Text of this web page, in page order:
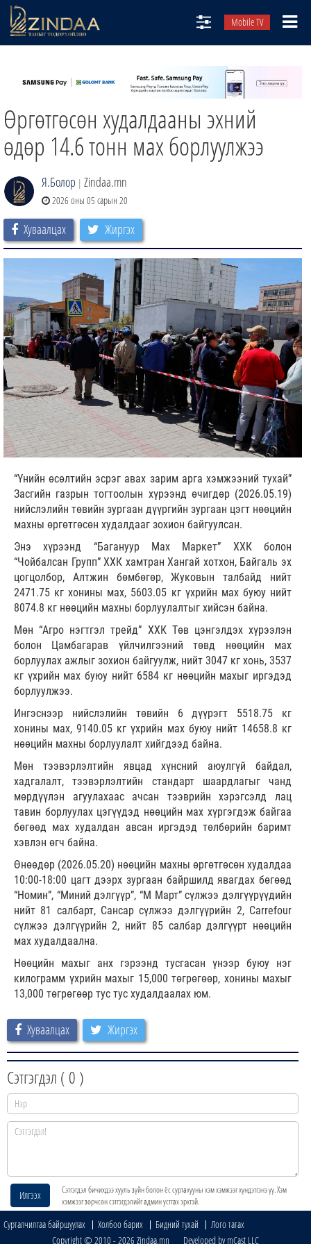
Mobile TV
ТВ8
ӨГЛӨӨНИЙ СОНИН
АУДИО ЗОХИОЛ
ЗИНДАА СЭТГҮҮЛ
Өргөтгөсөн худалдааны эхний
өдөр 14.6 тонн мах борлуулжээ
Я.Болор | Zindaa.mn
2026 оны 05 сарын 20
Хуваалцах Жиргэх
“Үнийн өсөлтийн эсрэг авах зарим арга хэмжээний тухай”
Засгийн газрын тогтоолын хүрээнд өчигдөр (2026.05.19)
нийслэлийн төвийн зургаан дүүргийн зургаан цэгт нөөцийн
махны өргөтгөсөн худалдааг зохион байгуулсан.
Энэ хүрээнд “Багануур Max Маркет” ХХК болон
“Чойбалсан Групп” ХХК хамтран Хангай хотхон, Байгаль эх
цогцолбор, Алтжин бөмбөгөр, Жуковын талбайд нийт
2471.75 кг хонины мах, 5603.05 кг үхрийн мах буюу нийт
8074.8 кг нөөцийн махны борлуулалтыг хийсэн байна.
Мөн “Агро нэгтгэл трейд” ХХК Төв цэнгэлдэх хүрээлэн
болон Цамбагарав үйлчилгээний төвд нөөцийн мах
борлуулах ажлыг зохион байгуулж, нийт 3047 кг хонь, 3537
кг үхрийн мах буюу нийт 6584 кг нөөцийн махыг иргэдэд
борлуулжээ.
Ингэснээр нийслэлийн төвийн 6 дүүрэгт 5518.75 кг
хонины мах, 9140.05 кг үхрийн мах буюу нийт 14658.8 кг
нөөцийн махны борлуулалт хийгдээд байна.
Мөн тээвэрлэлтийн явцад хүнсний аюулгүй байдал,
хадгалалт, тээвэрлэлтийн стандарт шаардлагыг чанд
мөрдүүлэн агуулахаас ачсан тээврийн хэрэгсэлд лац
тавин борлуулах цэгүүдэд нөөцийн мах хүргэгдэж байгаа
бөгөөд мах худалдан авсан иргэдэд төлбөрийн баримт
хэвлэн өгч байна.
Өнөөдөр (2026.05.20) нөөцийн махны өргөтгөсөн худалдаа
10:00-18:00 цагт дээрх зургаан байршилд явагдах бөгөөд
“Номин”, “Миний дэлгүүр”, “М Март” сүлжээ дэлгүүрүүдийн
нийт 81 салбарт, Сансар сүлжээ дэлгүүрийн 2, Carrefour
сүлжээ дэлгүүрийн 2, нийт 85 салбар дэлгүүрт нөөцийн
мах худалдаална.
Нөөцийн махыг анх гэрээнд тусгасан үнээр буюу нэг
килограмм үхрийн махыг 15,000 төгрөгөөр, хонины махыг
13,000 төгрөгөөр тус тус худалдаалах юм.
Хуваалцах Жиргэх
Сэтгэгдэл ( 0 )
Илгээх
Сэтгэгдэл бичихдээ хууль зүйн болон ёс суртахууны хэм хэмжээг хүндэтгэнэ үү. Хэм
хэмжээг зөрчсөн сэтгэгдэлийг админ устгах эрхтэй.
Сурталчилгаа байршуулах Холбоо барих Бидний тухай
Лого татах
Copyright © 2010 - 2026 Zindaa.mn Developed by mCast LLC